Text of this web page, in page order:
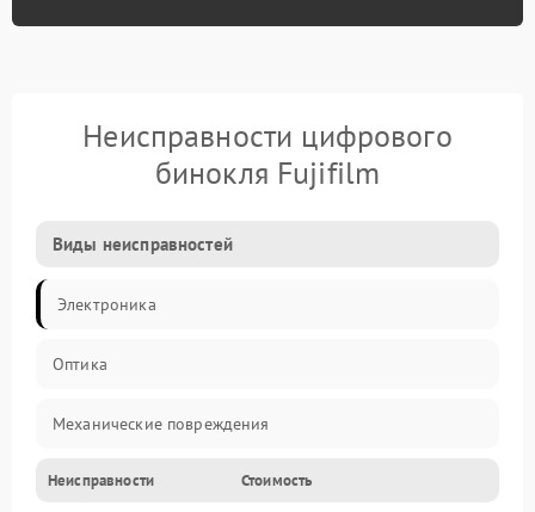
Неисправности цифрового
бинокля Fujifilm
Виды неисправностей
Электроника
Оптика
Механические повреждения
Видео
Неисправности Стоимость